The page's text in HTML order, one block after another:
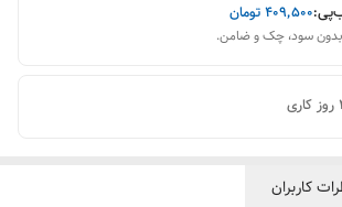
۴۰۹٬۵۰۰تومان
روز کاری
کاربران